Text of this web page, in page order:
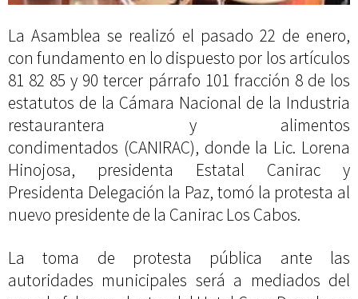
La Asamblea se realizó el pasado 22 de enero,
con fundamento en lo dispuesto por los artículos
81 82 85 y 90 tercer párrafo 101 fracción 8 de los
estatutos de la Cámara Nacional de la Industria
restaurantera y alimentos
condimentados (CANIRAC), donde la Lic. Lorena
Hinojosa, presidenta Estatal Canirac y
Presidenta Delegación la Paz, tomó la protesta al
nuevo presidente de la Canirac Los Cabos.
La toma de protesta pública ante las
autoridades municipales será a mediados del